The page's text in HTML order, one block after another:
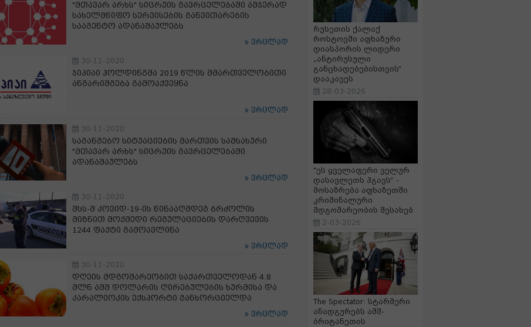
"მთავარ არხს" სიცრუის გავრცელებაში ამჯერად
სახელმწიფო სერვისების განვითარების
სააგენტო ადანაშაულებს
ვრცლად
30-11-2020
ჯიპიაი ჰოლდინგმა 2019 წლის მმართველობითი
ანგარიშგება გამოაქვეყნა
ვრცლად
30-11-2020
საგანგებო სიტუაციების მართვის სამსახური
"მთავარ არხს" სიცრუის გავრცელებაში
ადანაშაულებს
ვრცლად
30-11-2020
შსს-მ კოვიდ-19-ის წინააღმდეგ ბრძოლის
მიზნით მოქმედი რეგულაციების დარღვევის
1244 ფაქტი გამოავლინა
ვრცლად
30-11-2020
დღეის მდგომარეობით საქართველოდან 4.8
მლნ აშშ დოლარის ღირებულების ხურმისა და
კარალიოკის ექსპორტი განხორციელდა
ვრცლად
რუსეთის ქალაქ
როსტოვში აფხაზური
დიასპორის ლიდერი
„ანტირუსული
განცხადებებისთვის“
დააკავეს
28-03-2026
"ეს ყველაფერი ველურ
დასავლეთს ჰგავს“ -
მოსაზრება აფხაზეთში
კრიმინალური
მდგომარეობის შესახებ
2-03-2026
The Spectator: სტარმერი
ანადგურებს აშშ-
ბრიტანეთის